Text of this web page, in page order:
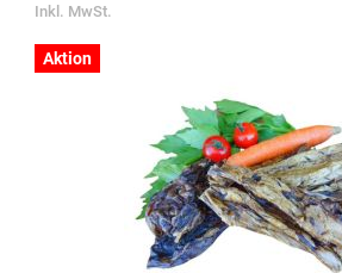
Inkl. MwSt.
Aktion